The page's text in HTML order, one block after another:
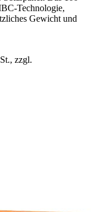
Technologie,
Gewicht und
zzgl.